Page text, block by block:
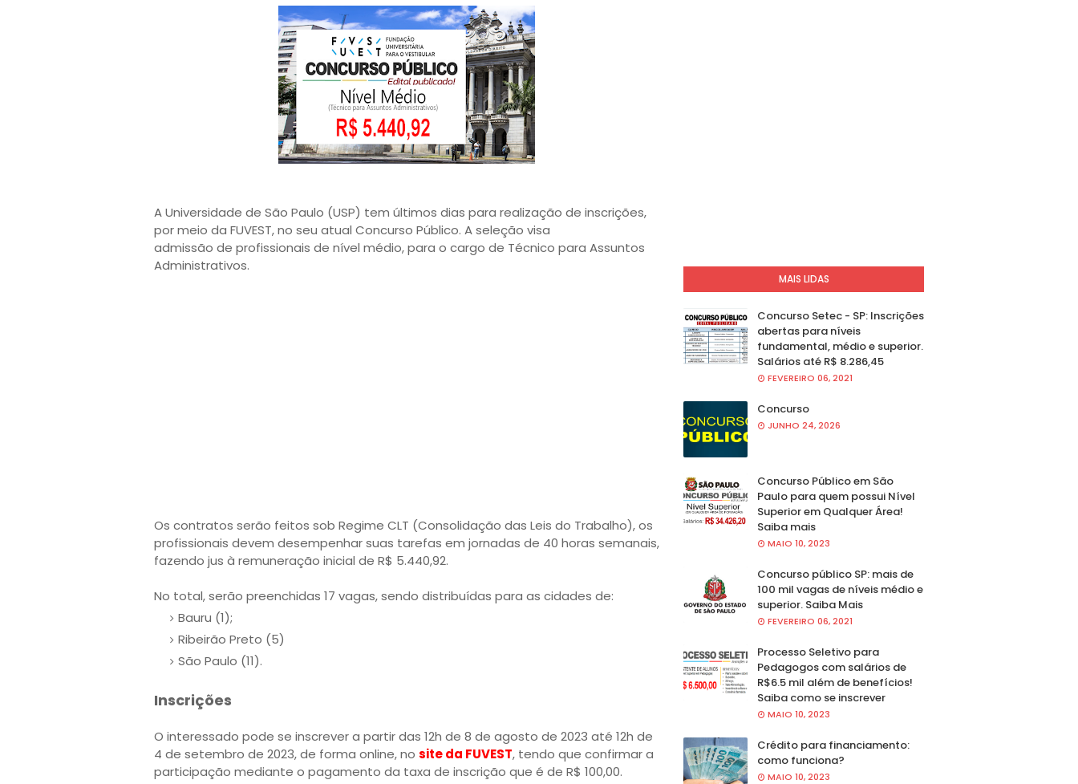
A Universidade de São Paulo (USP) tem últimos dias para realização de inscrições,
por meio da FUVEST, no seu atual Concurso Público. A seleção visa
admissão de profissionais de nível médio, para o cargo de Técnico para Assuntos
Administrativos.
Os contratos serão feitos sob Regime CLT (Consolidação das Leis do Trabalho), os
profissionais devem desempenhar suas tarefas em jornadas de 40 horas semanais,
fazendo jus à remuneração inicial de R$ 5.440,92.
No total, serão preenchidas 17 vagas, sendo distribuídas para as cidades de:
Bauru (1);
Ribeirão Preto (5)
São Paulo (11).
Inscrições
O interessado pode se inscrever a partir das 12h de 8 de agosto de 2023 até 12h de
4 de setembro de 2023, de forma online, no site da FUVEST, tendo que confirmar a
participação mediante o pagamento da taxa de inscrição que é de R$ 100,00.
MAIS LIDAS
Concurso Setec - SP: Inscrições
abertas para níveis
fundamental, médio e superior.
Salários até R$ 8.286,45
FEVEREIRO 06, 2021
Concurso
JUNHO 24, 2026
Concurso Público em São
Paulo para quem possui Nível
Superior em Qualquer Área!
Saiba mais
MAIO 10, 2023
Concurso público SP: mais de
100 mil vagas de níveis médio e
superior. Saiba Mais
FEVEREIRO 06, 2021
Processo Seletivo para
Pedagogos com salários de
R$6.5 mil além de benefícios!
Saiba como se inscrever
MAIO 10, 2023
Crédito para financiamento:
como funciona?
MAIO 10, 2023